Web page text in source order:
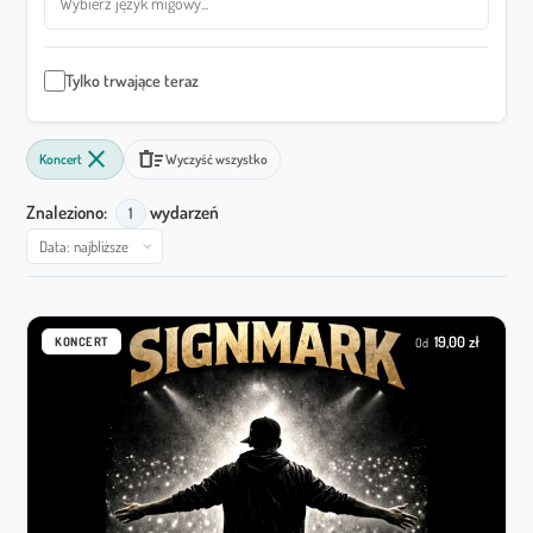
Tylko trwające teraz
Koncert close delete_sweepWyczyść wszystko
Znaleziono: 1 wydarzeń
Sortuj wyniki według
Wyniki wyszukiwania
KONCERT Od 19,00 zł